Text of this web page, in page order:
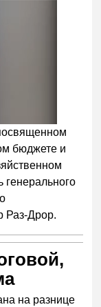
бюджете и
генерального
Раз-Дрор.
на разнице